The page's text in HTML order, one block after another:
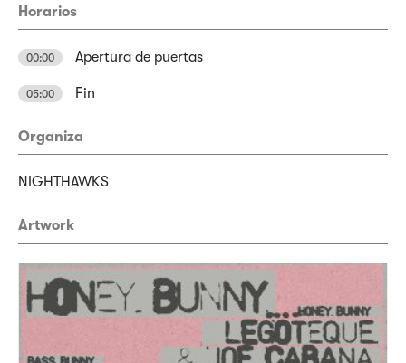
Horarios
00:00 Apertura de puertas
05:00 Fin
Organiza
NIGHTHAWKS
Artwork